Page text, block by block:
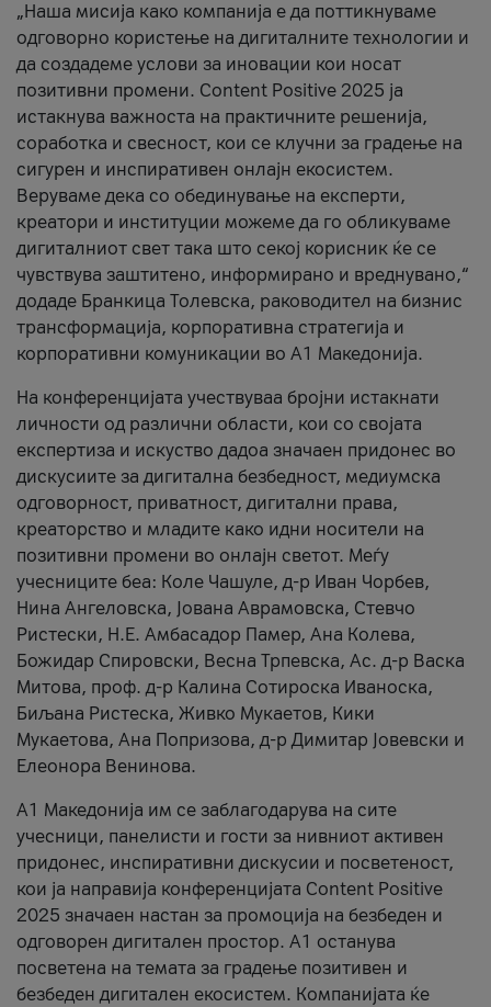
„Наша мисија како компанија е да поттикнуваме
одговорно користење на дигиталните технологии и
да создадеме услови за иновации кои носат
позитивни промени. Content Positive 2025 ја
истакнува важноста на практичните решенија,
соработка и свесност, кои се клучни за градење на
сигурен и инспиративен онлајн екосистем.
Веруваме дека со обединување на експерти,
креатори и институции можеме да го обликуваме
дигиталниот свет така што секој корисник ќе се
чувствува заштитено, информирано и вреднувано,“
додаде Бранкица Толевска, раководител на бизнис
трансформација, корпоративна стратегија и
корпоративни комуникации во А1 Македонија.
На конференцијата учествуваа бројни истакнати
личности од различни области, кои со својата
експертиза и искуство дадоа значаен придонес во
дискусиите за дигитална безбедност, медиумска
одговорност, приватност, дигитални права,
креаторство и младите како идни носители на
позитивни промени во онлајн светот. Меѓу
учесниците беа: Коле Чашуле, д-р Иван Чорбев,
Нина Ангеловска, Јована Аврамовска, Стевчо
Ристески, Н.Е. Амбасадор Памер, Ана Колева,
Божидар Спировски, Весна Трпевска, Ас. д-р Васка
Митова, проф. д-р Калина Сотироска Иваноска,
Биљана Ристеска, Живко Мукаетов, Кики
Мукаетова, Ана Попризова, д-р Димитар Јовевски и
Елеонора Венинова.
А1 Македонија им се заблагодарува на сите
учесници, панелисти и гости за нивниот активен
придонес, инспиративни дискусии и посветеност,
кои ја направија конференцијата Content Positive
2025 значаен настан за промоција на безбеден и
одговорен дигитален простор. А1 останува
посветена на темата за градење позитивен и
безбеден дигитален екосистем. Компанијата ќе